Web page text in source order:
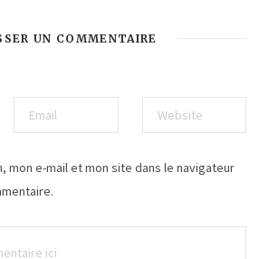
UN COMMENTAIRE
mon e-mail et mon site dans le navigateur